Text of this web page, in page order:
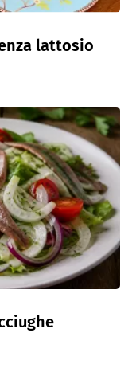
lattosio